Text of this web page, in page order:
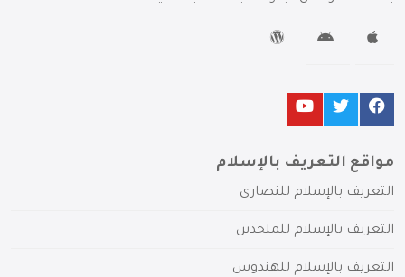
مواقع التعريف بالإسلام
التعريف بالإسلام للنصارى
التعريف بالإسلام للملحدين
التعريف بالإسلام للهندوس